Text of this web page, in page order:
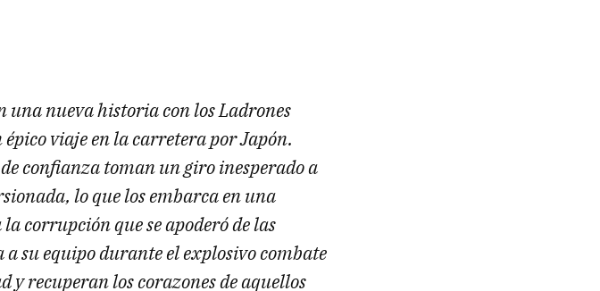
una nueva historia con los Ladrones
viaje en la carretera por Japón.
confianza toman un giro inesperado a
lo que los embarca en una
corrupción que se apoderó de las
su equipo durante el explosivo combate
y recuperan los corazones de aquellos